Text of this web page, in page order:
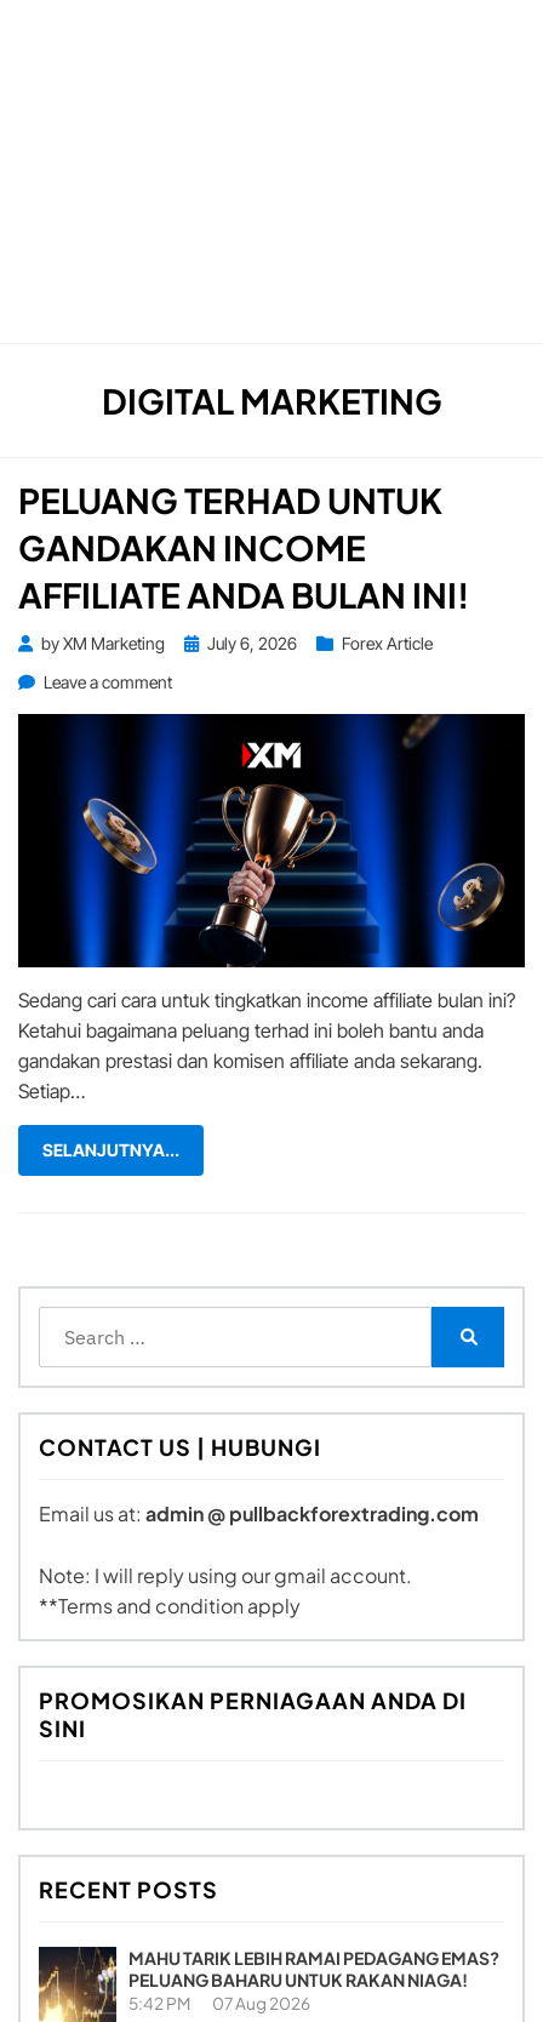
TAG
:
DIGITAL MARKETING
PELUANG TERHAD UNTUK
GANDAKAN INCOME
AFFILIATE ANDA BULAN INI!
byXM Marketing
PostedJuly 6, 2026
Forex Article
Leave a commenton
Gandakan
Income
Affiliate
Anda
Ini!
Sedang cari cara untuk tingkatkan income affiliate bulan ini?
Ketahui bagaimana peluang terhad ini boleh bantu anda
gandakan prestasi dan komisen affiliate anda sekarang.
Setiap…
SELANJUTNYA...
for:
CONTACT US | HUBUNGI
Email us at: admin @ pullbackforextrading.com
Note: I will reply using our gmail account.
**Terms and condition apply
PROMOSIKAN PERNIAGAAN ANDA DI
SINI
RECENT POSTS
MAHU TARIK LEBIH RAMAI PEDAGANG EMAS?
PELUANG BAHARU UNTUK RAKAN NIAGA!
5:42 PM 07 Aug 2026